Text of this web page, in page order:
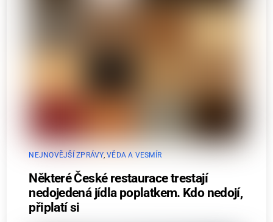
NEJNOVĚJŠÍ ZPRÁVY,VĚDA A VESMÍR
Některé České restaurace trestají
nedojedená jídla poplatkem. Kdo nedojí,
připlatí si